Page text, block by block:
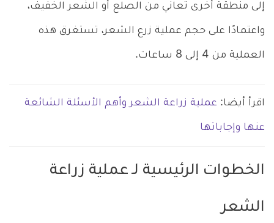
إلى منطقة أخرى تعاني من الصلع أو الشعر الخفيف،
واعتمادًا على حجم عملية زرع الشعر، تستغرق هذه
العملية من 4 إلى 8 ساعات.
اقرأ أيضا: عملية زراعة الشعر وأهم الأسئلة الشائعة
عنها وإجاباتها
الخطوات الرئيسية لـ عملية زراعة
الشعر